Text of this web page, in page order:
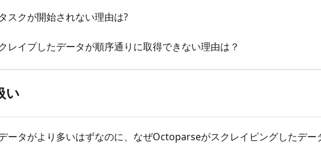
スクが開始されない理由は?
レイプしたデータが順序通りに取得できない理由は？
い
ータがより多いはずなのに、なぜOctoparseがスクレイピングしたデー